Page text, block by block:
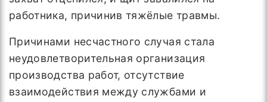
работника, причинив тяжёлые травмы.
Причинами несчастного случая стала
неудовлетворительная организация
производства работ, отсутствие
взаимодействия между службами и